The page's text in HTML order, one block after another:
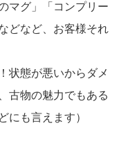
マグ」「コンプリー
どなど、お客様それ
状態が悪いからダメ
古物の魅力でもある
にも言えます）